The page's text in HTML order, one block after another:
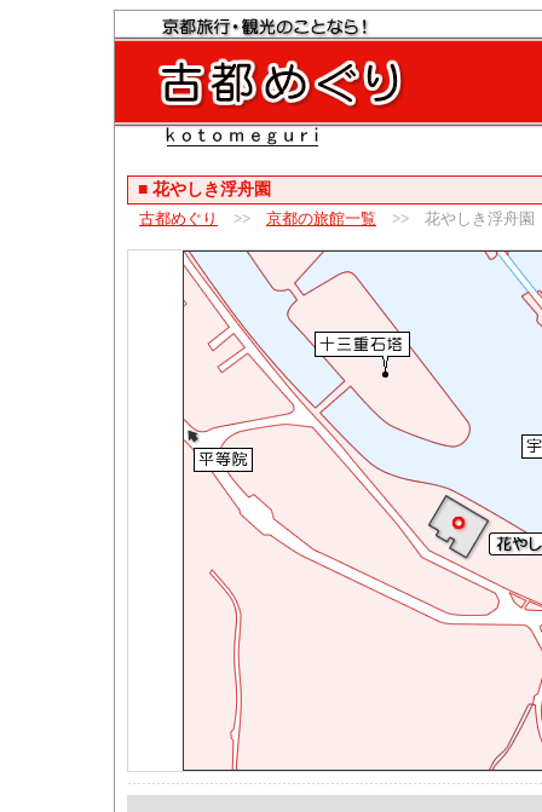
■ 花やしき浮舟園
古都めぐり
>> 京都の旅館一覧 >> 花やしき浮舟園